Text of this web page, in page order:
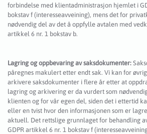
forbindelse med klientadministrasjon hjemlet i
bokstav f (interesseavveining), mens det for
nødvendig del av det å oppfylle avtalen med
artikkel 6 nr. 1 bokstav b.
Lagring og oppbevaring av saksdokumenter:
påregnes makulert etter endt sak. Vi kan for
arkivere saksdokumenter i flere år etter at
lagring og arkivering er da vurdert som
klienten og for vår egen del, siden det i ettertid
eller en tvist hvor den informasjonen som er
aktuell. Det rettslige grunnlaget for behandling
GDPR artikkel 6 nr. 1 bokstav f